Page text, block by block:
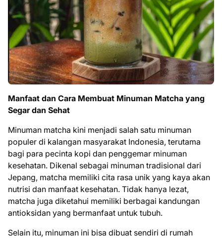
Manfaat dan Cara Membuat Minuman Matcha yang
Segar dan Sehat
Minuman matcha kini menjadi salah satu minuman
populer di kalangan masyarakat Indonesia, terutama
bagi para pecinta kopi dan penggemar minuman
kesehatan. Dikenal sebagai minuman tradisional dari
Jepang, matcha memiliki cita rasa unik yang kaya akan
nutrisi dan manfaat kesehatan. Tidak hanya lezat,
matcha juga diketahui memiliki berbagai kandungan
antioksidan yang bermanfaat untuk tubuh.
Selain itu, minuman ini bisa dibuat sendiri di rumah